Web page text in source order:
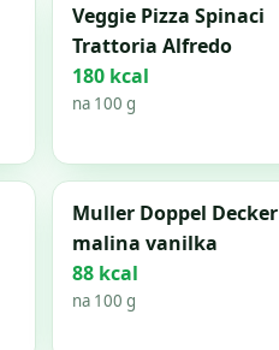
Veggie Pizza Spinaci
Trattoria Alfredo
180 kcal
na 100 g
Muller Doppel Decker
malina vanilka
88 kcal
na 100 g